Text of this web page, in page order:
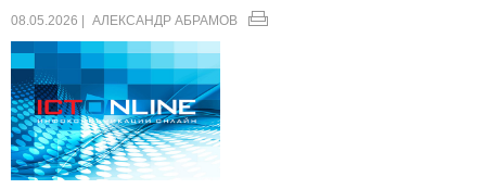
08.05.2026 | АЛЕКСАНДР АБРАМОВ